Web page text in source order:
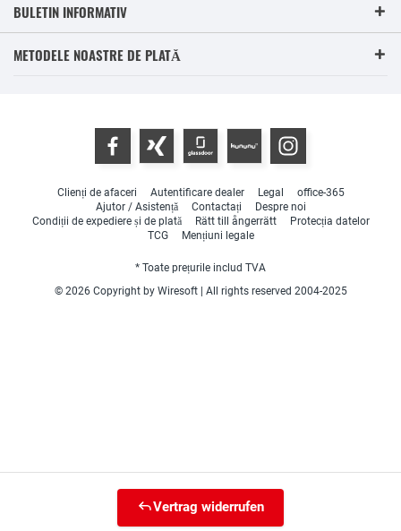
BULETIN INFORMATIV
METODELE NOASTRE DE PLATĂ
Clienți de afaceri Autentificare dealer Legal
office-365
Ajutor / Asistență
Contactați
Despre noi
Condiții de expediere și de plată
Rätt till ångerrätt
Protecția datelor
TCG
Mențiuni legale
* Toate prețurile includ TVA
© 2026 Copyright by Wiresoft | All rights reserved 2004-2025
Vertrag widerrufen